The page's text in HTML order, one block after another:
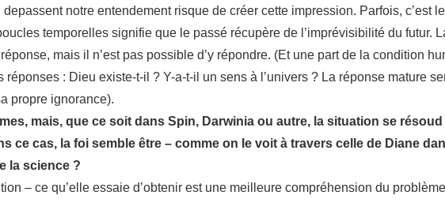
notre entendement risque de créer cette impression. Parfois, c’est
temporelles signifie que le passé récupère de l’imprévisibilité du futur.
mais il n’est pas possible d’y répondre. (Et une part de la condition
: Dieu existe-t-il ? Y-a-t-il un sens à l’univers ? La réponse mature
propre ignorance).
mais, que ce soit dans Spin, Darwinia ou autre, la situation se résoud
ce cas, la foi semble être – comme on le voit à travers celle de Diane
la science ?
– ce qu’elle essaie d’obtenir est une meilleure compréhension du